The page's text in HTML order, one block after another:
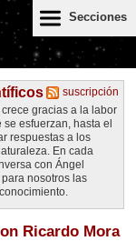
Secciones
suscripción
gracias a la labor
esfuerzan, hasta el
respuestas a los
En cada
con Ángel
nosotros las
Ricardo Mora